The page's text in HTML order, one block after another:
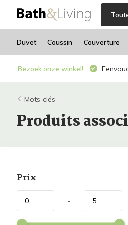
Duvet Coussin Couverture
Bezoek onze winkel!
Mots-clés
Produits
Prix
-